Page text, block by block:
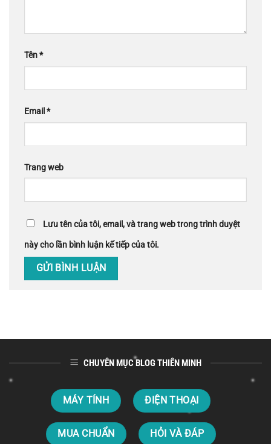
Tên*
Email *
Trang web
Lưu tên của tôi, email, và trang web trong trình duyệt
này cho lần bình luận kế tiếp của tôi.
CHUYÊN MỤC BLOG THIÊN MINH
MÁY TÍNH ĐIỆN THOẠI
MUA CHUẨN HỎI VÀ ĐÁP